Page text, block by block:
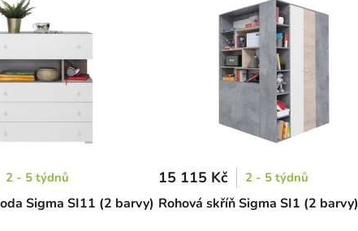
Sigma SI11 (2 barvy)
2 - 5 týdnů
Rohová skříň Sigma SI1 (2 barvy)
15 115 Kč 2 - 5 týdnů